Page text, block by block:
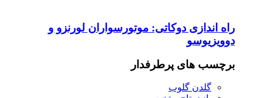
راه اندازی دوکاتی: موتورسواران لورنزو و
دوویزیوسو
برچسب های پرطرفدار
گلدن گلوب